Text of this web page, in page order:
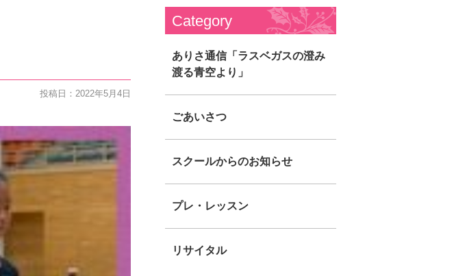
投稿日：2022年5月4日
Category
ありさ通信「ラスベガスの澄み
渡る青空より」
ごあいさつ
スクールからのお知らせ
プレ・レッスン
リサイタル